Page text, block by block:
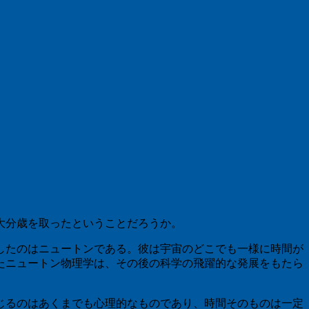
歳を取ったということだろうか。
のはニュートンである。彼は宇宙のどこでも一様に時間が
ュートン物理学は、その後の科学の飛躍的な発展をもたら
のはあくまでも心理的なものであり、時間そのものは一定